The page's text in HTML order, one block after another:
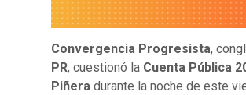
Convergencia Progresista,
PR, cuestionó la Cuenta Pública
Piñera durante la noche de este